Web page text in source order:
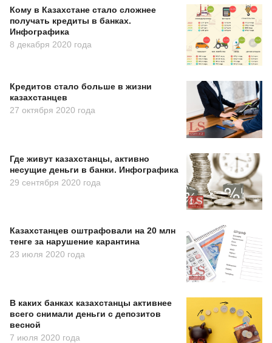
Кому в Казахстане стало сложнее
получать кредиты в банках.
Инфографика
8 декабря 2020 года
Кредитов стало больше в жизни
казахстанцев
27 октября 2020 года
Где живут казахстанцы, активно
несущие деньги в банки. Инфографика
29 сентября 2020 года
Казахстанцев оштрафовали на 20 млн
тенге за нарушение карантина
23 июля 2020 года
В каких банках казахстанцы активнее
всего снимали деньги с депозитов
весной
7 июля 2020 года